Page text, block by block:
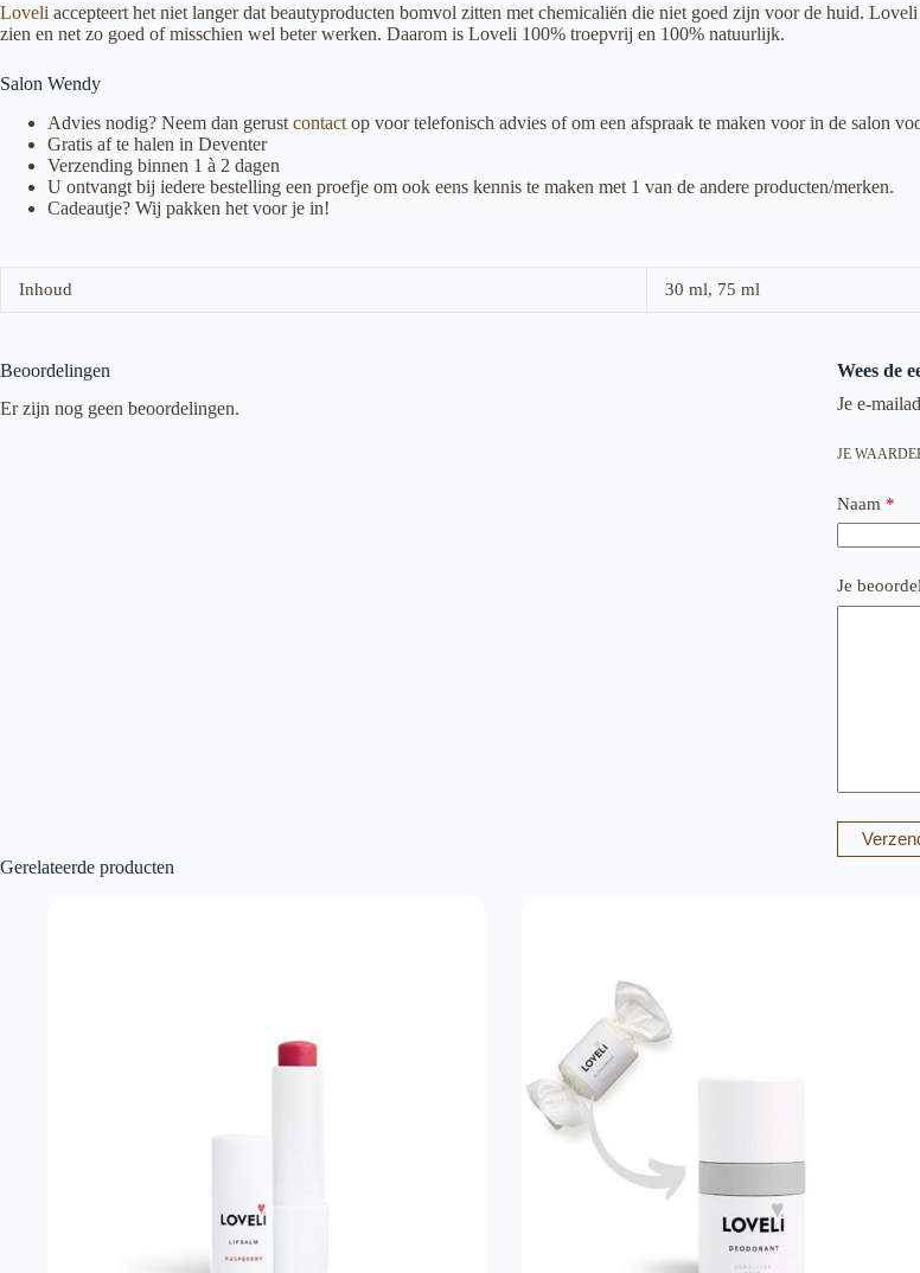
Loveli accepteert het niet langer dat beautyproducten bomvol zitten met chemicaliën die niet goed zijn voor de huid.
zien en net zo goed of misschien wel beter werken. Daarom is Loveli 100% troepvrij en 100% natuurlijk.
Salon Wendy
Advies nodig? Neem dan gerust contact op voor telefonisch advies of om een afspraak te maken voor in de salon
Gratis af te halen in Deventer
Verzending binnen 1 à 2 dagen
U ontvangt bij iedere bestelling een proefje om ook eens kennis te maken met 1 van de andere producten/merken.
Cadeautje? Wij pakken het voor je in!
Inhoud 30 ml, 75 ml
Beoordelingen
Er zijn nog geen beoordelingen.
Wees de
Je e-
JE
Naam *
Je
Gerelateerde producten